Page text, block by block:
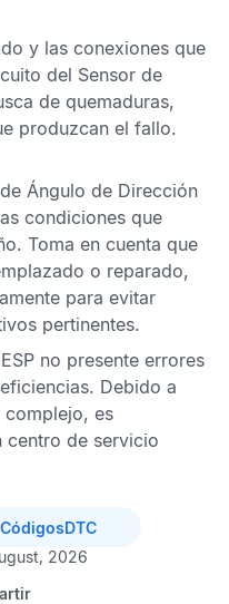
y las conexiones que
del Sensor de
de quemaduras,
produzcan el fallo.
Ángulo de Dirección
condiciones que
Toma en cuenta que
o reparado,
para evitar
pertinentes.
no presente errores
Debido a
complejo, es
centro de servicio
2026